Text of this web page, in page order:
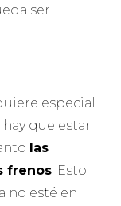
ser
especial
que estar
las
frenos. Esto
no esté en